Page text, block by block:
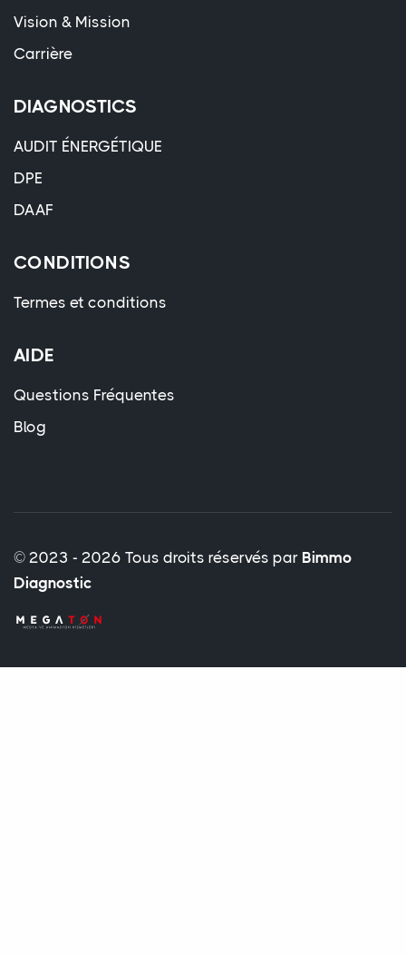
Vision & Mission
Carrière
DIAGNOSTICS
AUDIT ÉNERGÉTIQUE
DPE
DAAF
CONDITIONS
Termes et conditions
AIDE
Questions Fréquentes
Blog
© 2023 - 2026 Tous droits réservés par Bimmo
Diagnostic